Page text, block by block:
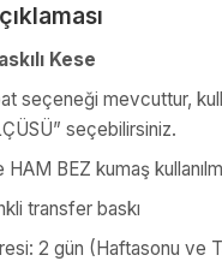
Kese
seçeneği mevcuttur,
seçebilirsiniz.
BEZ kumaş
transfer baskı
2 gün (Haftasonu ve